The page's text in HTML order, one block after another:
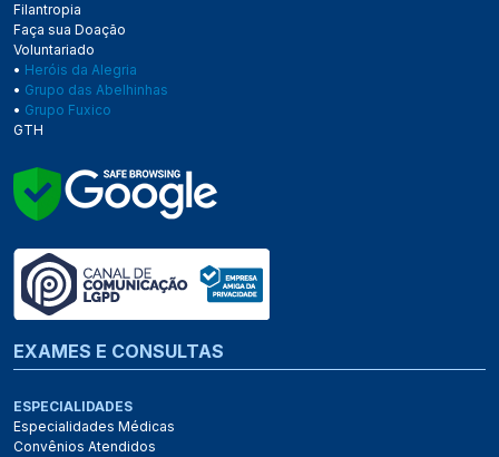
Filantropia
Faça sua Doação
Voluntariado
• Heróis da Alegria
• Grupo das Abelhinhas
• Grupo Fuxico
GTH
EXAMES E CONSULTAS
ESPECIALIDADES
Especialidades Médicas
Convênios Atendidos